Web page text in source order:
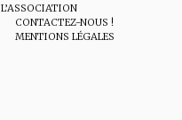
L’ASSOCIATION
CONTACTEZ-NOUS !
MENTIONS LÉGALES